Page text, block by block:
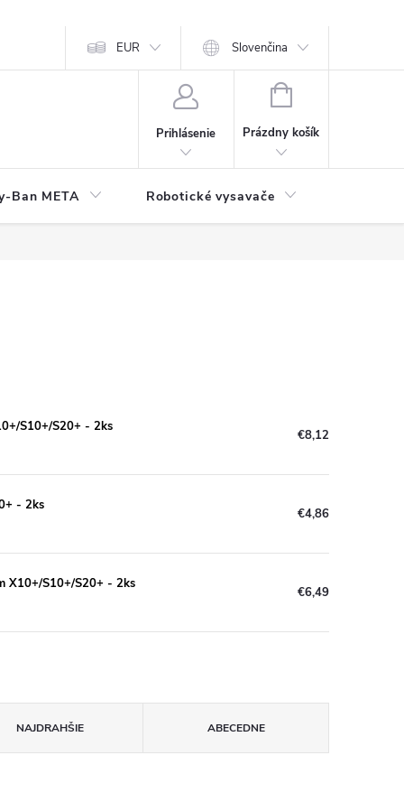
EUR Slovenčina
Prihlásenie
NÁKUPNÝ
Prázdny košík
Ban META Robotické vysavače
S10+/S20+ - 2ks
€8,12
- 2ks
€4,86
X10+/S10+/S20+ - 2ks
€6,49
NAJDRAHŠIE ABECEDNE